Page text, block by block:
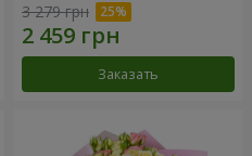
3 279 грн
Заказать